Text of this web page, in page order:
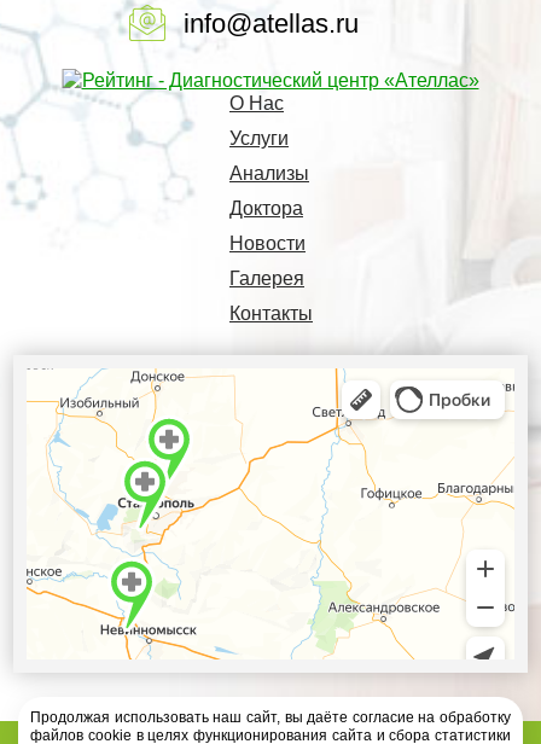
info@atellas.ru
О Нас
Услуги
Анализы
Доктора
Новости
Галерея
Контакты
Продолжая использовать наш сайт, вы даёте согласие на обработку
файлов cookie в целях функционирования сайта и сбора статистики